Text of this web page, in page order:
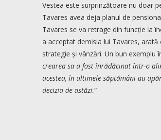
Vestea este surprinzătoare nu doar
Tavares avea deja planul de
Tavares se va retrage din funcție la
a acceptat demisia lui Tavares,
strategie și vânzări. Un bun exemplu
crearea sa a fost înrădăcinat într-o
acestea, în ultimele săptămâni au
decizia de astăzi.”